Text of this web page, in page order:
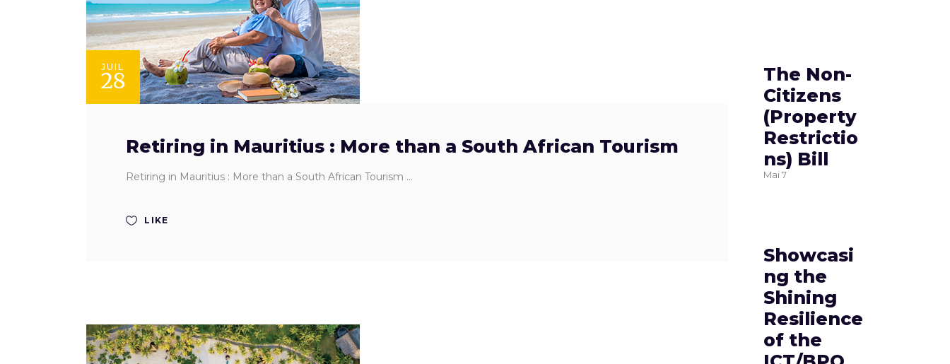
JUIL
28
Retiring in Mauritius : More than a South African Tourism
Retiring in Mauritius : More than a South African Tourism
LIKE
The Non-
Citizens
(Property
Restrictio
ns) Bill
Mai 7
Showcasi
ng the
Shining
Resilience
of the